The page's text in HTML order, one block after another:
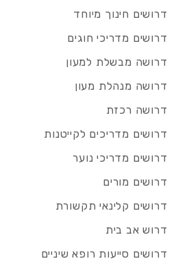
דרושים חינוך מיוחד
דרושים מדריכי חוגים
דרושה מבשלת למעון
דרושה מנהלת מעון
דרושה רכזת
דרושים מדריכים לקייטנות
דרושים מדריכי נוער
דרושים מורים
דרושים קלינאי תקשורת
דרוש אב בית
דרושים סייעות רופא שיניים